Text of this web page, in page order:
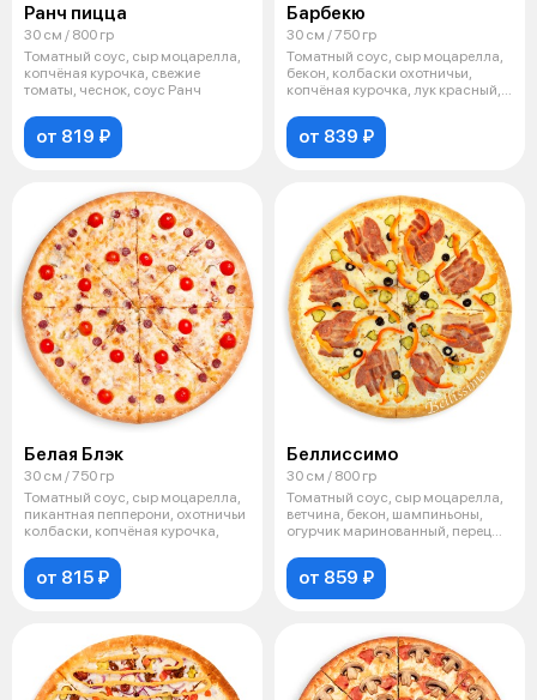
Ранч пицца
30 см / 800 гр
Томатный соус, сыр моцарелла,
копчёная курочка, свежие
томаты, чеснок, соус Ранч
от 819 ₽
Барбекю
30 см / 750 гр
Томатный соус, сыр моцарелла,
бекон, колбаски охотничьи,
копчёная курочка, лук красный,
от 839 ₽
Белая Блэк
30 см / 750 гр
Томатный соус, сыр моцарелла,
пикантная пепперони, охотничьи
колбаски, копчёная курочка,
от 815 ₽
Беллиссимо
30 см / 800 гр
Томатный соус, сыр моцарелла,
ветчина, бекон, шампиньоны,
огурчик маринованный, перец
от 859 ₽